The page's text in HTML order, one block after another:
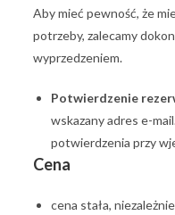
Aby mieć pewność, że
potrzeby, zalecamy
wyprzedzeniem.
Potwierdzenie
wskazany adres e-
potwierdzenia przy
Cena
cena stała,